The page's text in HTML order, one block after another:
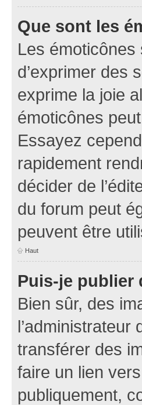
Que sont les
Les
d’exprimer des
exprime la joie
émoticônes
Essayez
rapidement
décider de
du forum peut
peuvent être
Haut
Puis-je publier
Bien sûr, des
transférer des
faire un lien
publiquement,